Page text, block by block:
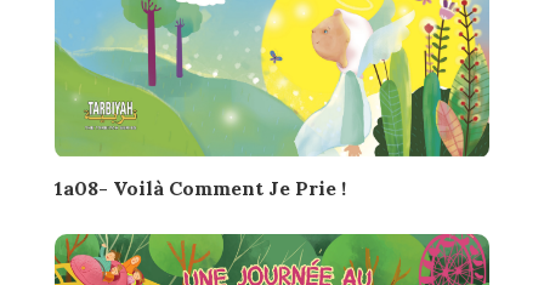
1a08- Voilà Comment Je Prie !